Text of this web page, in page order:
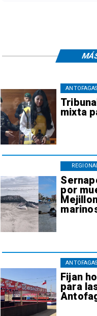
mixta
por
Fijan
para